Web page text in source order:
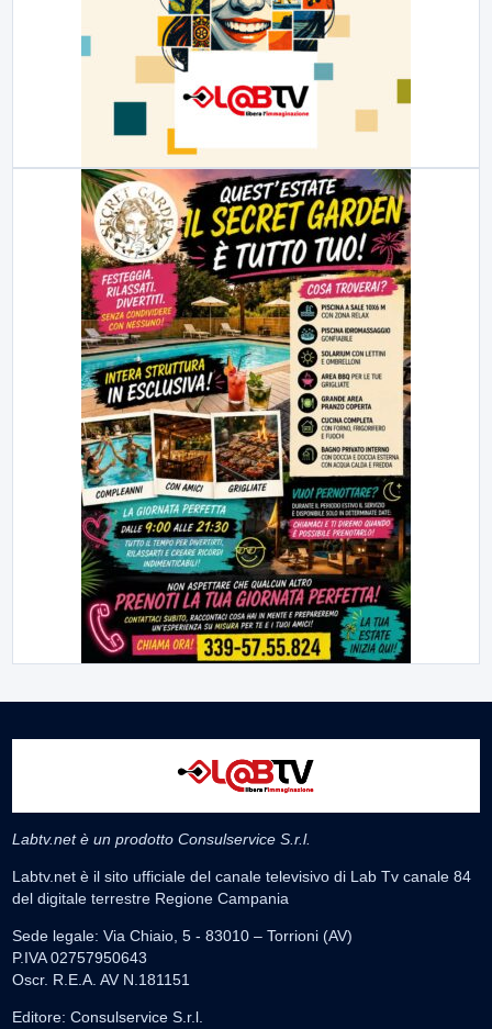
Labtv.net è un prodotto Consulservice S.r.l.
Labtv.net è il sito ufficiale del canale televisivo di Lab Tv canale 84
del digitale terrestre Regione Campania
Sede legale: Via Chiaio, 5 - 83010 – Torrioni (AV)
P.IVA 02757950643
Oscr. R.E.A. AV N.181151
Editore: Consulservice S.r.l.